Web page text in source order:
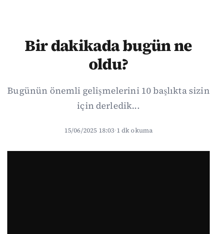
Bir dakikada bugün ne
oldu?
Bugünün önemli gelişmelerini 10 başlıkta sizin
için derledik...
15/06/2025 18:03·1 dk okuma